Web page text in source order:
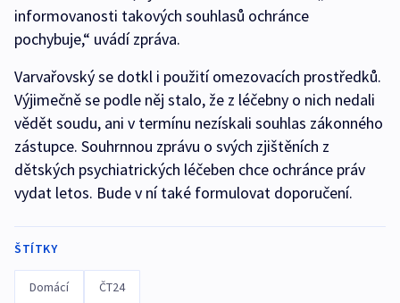
informovanosti takových souhlasů ochránce
pochybuje,“ uvádí zpráva.
Varvařovský se dotkl i použití omezovacích prostředků.
Výjimečně se podle něj stalo, že z léčebny o nich nedali
vědět soudu, ani v termínu nezískali souhlas zákonného
zástupce. Souhrnnou zprávu o svých zjištěních z
dětských psychiatrických léčeben chce ochránce práv
vydat letos. Bude v ní také formulovat doporučení.
ŠTÍTKY
Domácí ČT24